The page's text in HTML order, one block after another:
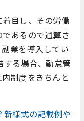
目し、その労働
あるので通算さ
業を導入してい
る場合、勤怠管
制度をきちんと
様式の記載例や